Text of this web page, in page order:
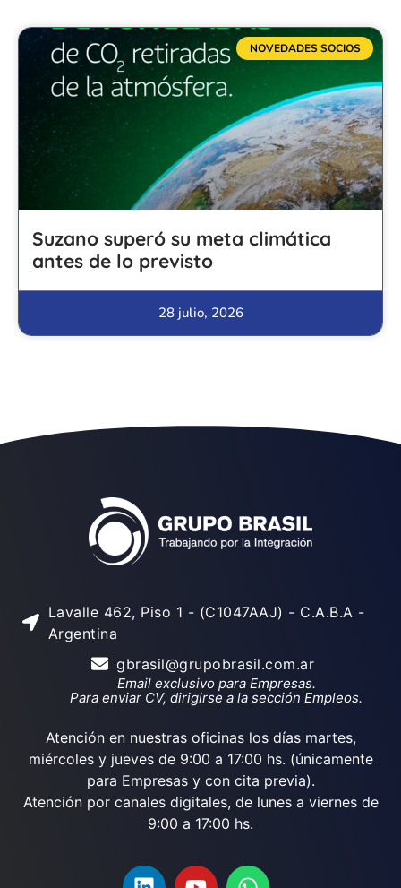
NOVEDADES SOCIOS
Suzano superó su meta climática
antes de lo previsto
28 julio, 2026
Lavalle 462, Piso 1 - (C1047AAJ) - C.A.B.A -
Argentina
gbrasil@grupobrasil.com.ar
Email exclusivo para Empresas.
Para enviar CV, dirigirse a la sección Empleos.
Atención en nuestras oficinas los días martes,
miércoles y jueves de 9:00 a 17:00 hs. (únicamente
para Empresas y con cita previa).
Atención por canales digitales, de lunes a viernes de
9:00 a 17:00 hs.